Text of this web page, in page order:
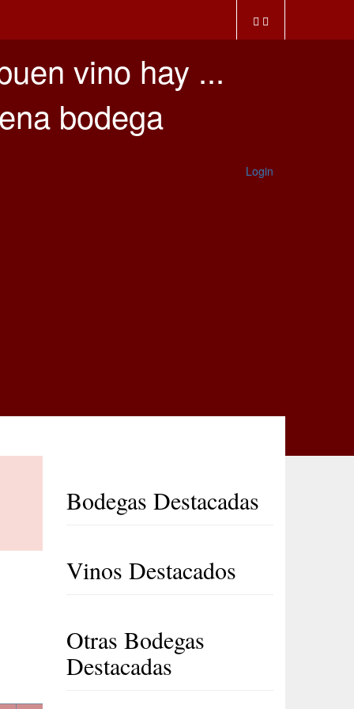
vino hay ...
bodega
Login
Bodegas Destacadas
Vinos Destacados
Otras Bodegas
Destacadas